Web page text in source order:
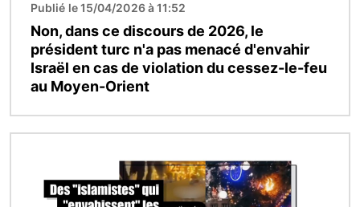
Publié le 15/04/2026 à 11:52
Non, dans ce discours de 2026, le
président turc n'a pas menacé d'envahir
Israël en cas de violation du cessez-le-feu
au Moyen-Orient